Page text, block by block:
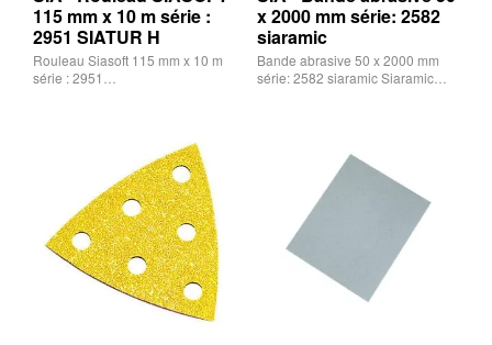
115 mm x 10 m série :
2951 SIATUR H
Rouleau Siasoft 115 mm x 10 m
série : 2951…
x 2000 mm série: 2582
siaramic
Bande abrasive 50 x 2000 mm
série: 2582 siaramic Siaramic…